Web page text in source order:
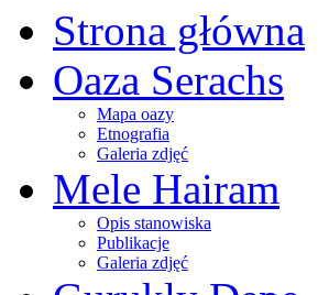
Strona główna
Oaza Serachs
Mapa oazy
Etnografia
Galeria zdjęć
Mele Hairam
Opis stanowiska
Publikacje
Galeria zdjęć